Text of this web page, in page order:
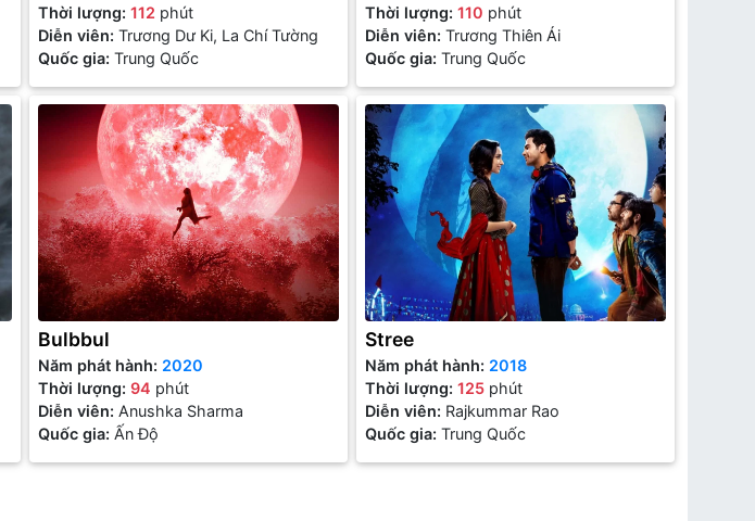
Thời lượng: 112 phút
Diễn viên: Trương Dư Ki, La Chí Tường
Quốc gia: Trung Quốc
Thời lượng: 110 phút
Diễn viên: Trương Thiên Ái
Quốc gia: Trung Quốc
Bulbbul
Năm phát hành: 2020
Thời lượng: 94 phút
Diễn viên: Anushka Sharma
Quốc gia: Ấn Độ
Stree
Năm phát hành: 2018
Thời lượng: 125 phút
Diễn viên: Rajkummar Rao
Quốc gia: Trung Quốc